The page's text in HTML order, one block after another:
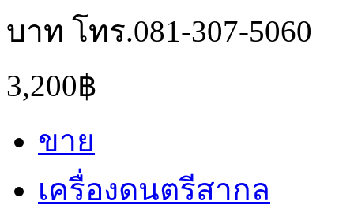
บาท โทร.081-307-5060
3,200฿
ขาย
เครื่องดนตรีสากล